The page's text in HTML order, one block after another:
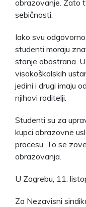
obrazovanje. Zato
sebičnosti.
Iako svu
studenti moraju
stanje obostrana.
visokoškolskih
jedini i drugi imaju
njihovi roditelji.
Studenti su za
kupci obrazovne
procesu. To se
obrazovanja.
U Zagrebu, 11.
Za Nezavisni